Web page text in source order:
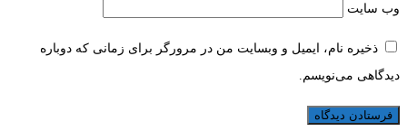
وب‌ سایت
ذخیره نام، ایمیل و وبسایت من در مرورگر برای زمانی که دوباره
دیدگاهی می‌نویسم.